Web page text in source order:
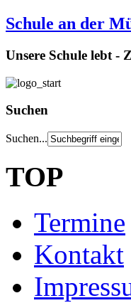
Schule an der
Unsere Schule lebt -
Suchen
Suchen...
TOP
Termine
Kontakt